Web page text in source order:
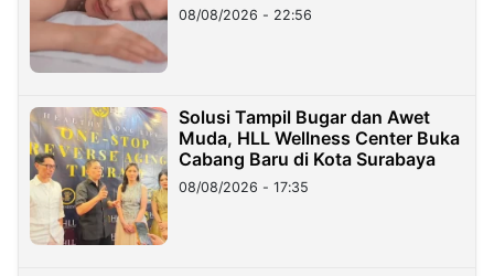
08/08/2026 - 22:56
Solusi Tampil Bugar dan Awet
Muda, HLL Wellness Center Buka
Cabang Baru di Kota Surabaya
08/08/2026 - 17:35